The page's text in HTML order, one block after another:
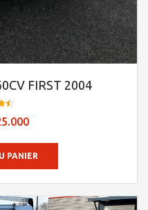
FIRST 2004
PANIER